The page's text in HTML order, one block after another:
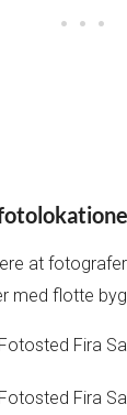
at
med flotte